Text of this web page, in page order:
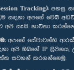
Tracking): පහසු
සඳහා අපගේ වෙබ්
සැසි භාවිතා
අපගේ සේවාවන්හි
අපි ඔබගේ IP ලිපිනය,
සටහන් කරගන්නෙමු.
සිටින්න :